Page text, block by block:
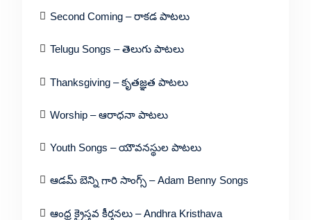
Second Coming – రాకడ పాటలు
Telugu Songs – తెలుగు పాటలు
Thanksgiving – కృతజ్ఞత పాటలు
Worship – ఆరాధనా పాటలు
Youth Songs – యౌవనస్థుల పాటలు
ఆడమ్ బెన్ని గారి సాంగ్స్ – Adam Benny Songs
ఆంధ్ర క్రైస్తవ కీర్తనలు – Andhra Kristhava